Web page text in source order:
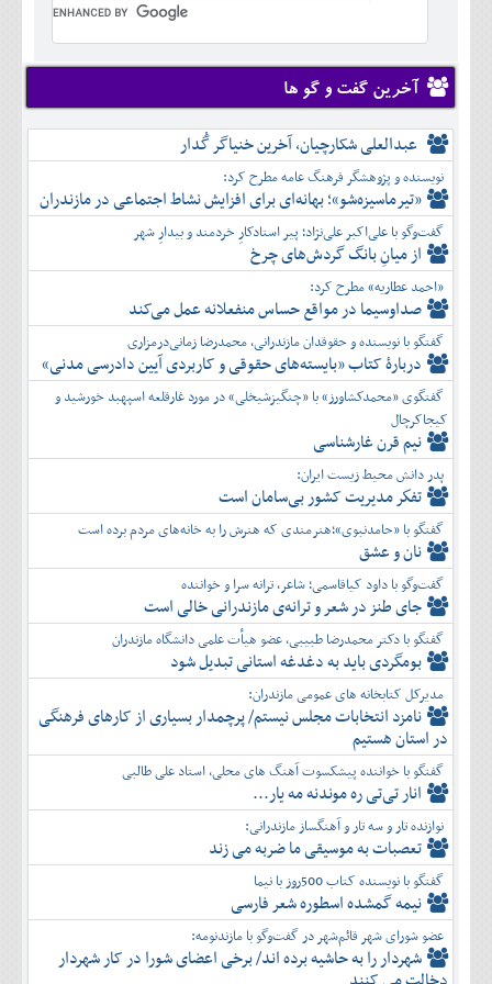
دی
بهمن
اسفند
آبان
آذر
دی
بهمن
اسفند
شهريور
مهر
آبان
آذر
دی
بهمن
اسفند
تير
مرداد
شهريور
مهر
آبان
آذر
دی
بهمن
اسفند
آخرین گفت و گو ها
عبدالعلی شکارچیان، آخرین خنیاگر گُدار
نویسنده و پژوهشگر فرهنگ عامه مطرح کرد:
«تیرماسیزه‌شو»؛ بهانه‌ای برای افزایش نشاط اجتماعی در مازندران
گفت‌وگو با علی‌اکبر علی‌نژاد؛ پیر استادکارِ خردمند و بیدارِ شهر
از میانِ بانگ گردش‌های چرخ
«احمد عطاریه» مطرح کرد:
صداوسیما در مواقع حساس منفعلانه عمل می‌کند
گفتگو با نویسنده و حقوقدان مازندرانی، محمدرضا زمانی‌درمزاری
دربارۀ کتاب ”بایسته‌های حقوقی و کاربردی آیین دادرسی مدنی»
گفتگوی «محمدکشاورز» با «چنگیزشیخلی» در مورد غارقلعه اسپهبد خورشید و
کیجاکرچال
نیم قرن غارشناسی
پدر دانش محیط زیست ایران:
تفكر مديريت کشور بی‌سامان است
گفتگو با «حامدنبوی»؛هنرمندی که هنرش را به خانه‌های مردم برده است
نان و عشق
گفت‌وگو با داود کیاقاسمی؛ شاعر، ترانه سرا و خواننده
جای طنز در شعر و ترانه‌ی مازندرانی خالی است
گفتگو با دکتر محمدرضا طبیبی، عضو هیأت علمی دانشگاه مازندران
بومگردی باید به دغدغه استانی تبدیل شود
مدیرکل کتابخانه های عمومی مازندران:
نامزد انتخابات مجلس نیستم/ پرچمدار بسیاری از کارهای فرهنگی
در استان هستیم
گفتگو با خواننده پیشکسوت آهنگ های محلی، استاد علی طالبی
انار تی‌تی ره موندنه مه یار...
نوازنده تار و سه تار و آهنگساز مازندرانی:
تعصبات به موسیقی ما ضربه می زند
گفتگو با نویسنده کتاب 500روز با نیما
نیمه گمشده اسطوره شعر فارسی
عضو شورای شهر قائم‌شهر در گفت‌و‌گو با مازندنومه:
شهردار را به حاشیه برده اند/ برخی اعضای شورا در کار شهردار